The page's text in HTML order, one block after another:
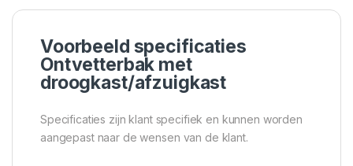
Voorbeeld specificaties
Ontvetterbak met
droogkast/afzuigkast
Specificaties zijn klant specifiek en kunnen worden
aangepast naar de wensen van de klant.